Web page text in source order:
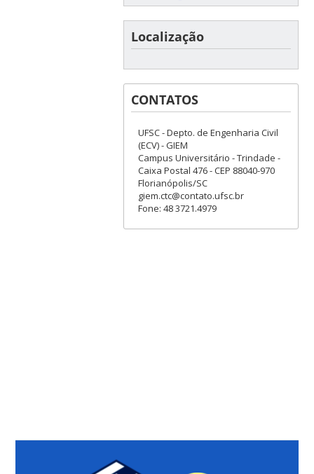
Localização
CONTATOS
UFSC - Depto. de Engenharia Civil
(ECV) - GIEM
Campus Universitário - Trindade -
Caixa Postal 476 - CEP 88040-970
Florianópolis/SC
giem.ctc@contato.ufsc.br
Fone: 48 3721.4979